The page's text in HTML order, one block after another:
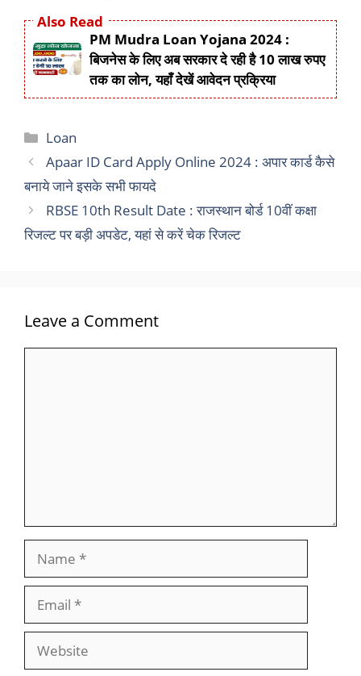
Also Read
PM Mudra Loan Yojana 2024 :
बिजनेस के लिए अब सरकार दे रही है 10 लाख रुपए
तक का लोन, यहाँ देखें आवेदन प्रक्रिया
Categories
Loan
Apaar ID Card Apply Online 2024 : अपार कार्ड कैसे
बनाये जाने इसके सभी फायदे
RBSE 10th Result Date : राजस्थान बोर्ड 10वीं कक्षा
रिजल्ट पर बड़ी अपडेट, यहां से करें चेक रिजल्ट
Leave a Comment
Website